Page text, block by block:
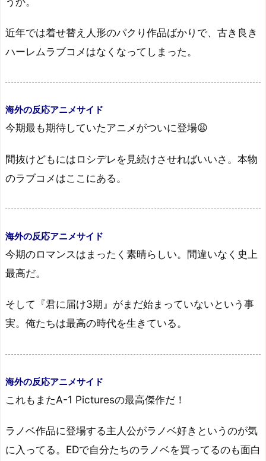
近年では着せ替え人形のパクり作品ばかりで、古き良き
ハーレムラブコメはなくなってしまった。
海外の反応アニメサイド
今期最も期待していたアニメがついに登場😩
間抜けどもにはロシデレを見続けさせればいいさ。本物
のラブコメはここにある。
海外の反応アニメサイド
今期のロマンスはまったく素晴らしい。間違いなく史上
最高だ。
そして『君に届け3期』がまだ始まっていないという事
実。俺たちは最高の時代を生きている。
海外の反応アニメサイド
これもまたA-1 Picturesの最高傑作だ！
ラノベ作品に登場する主人公がラノベ好きというのが気
に入ってる。EDで自分たちのラノベを買ってるのも面白